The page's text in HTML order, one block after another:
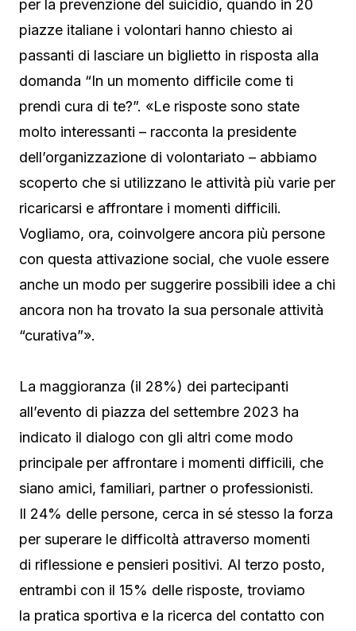
per la prevenzione del suicidio, quando in 20
piazze italiane i volontari hanno chiesto ai
passanti di lasciare un biglietto in risposta alla
domanda “In un momento difficile come ti
prendi cura di te?”. «Le risposte sono state
molto interessanti – racconta la presidente
dell’organizzazione di volontariato – abbiamo
scoperto che si utilizzano le attività più varie per
ricaricarsi e affrontare i momenti difficili.
Vogliamo, ora, coinvolgere ancora più persone
con questa attivazione social, che vuole essere
anche un modo per suggerire possibili idee a chi
ancora non ha trovato la sua personale attività
“curativa”».
La maggioranza (il 28%) dei partecipanti
all’evento di piazza del settembre 2023 ha
indicato il dialogo con gli altri come modo
principale per affrontare i momenti difficili, che
siano amici, familiari, partner o professionisti.
Il 24% delle persone, cerca in sé stesso la forza
per superare le difficoltà attraverso momenti
di riflessione e pensieri positivi. Al terzo posto,
entrambi con il 15% delle risposte, troviamo
la pratica sportiva e la ricerca del contatto con